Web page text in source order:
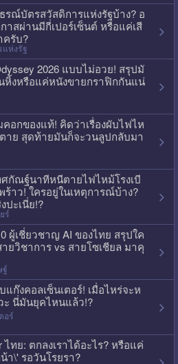
รณ์บัตรสวัสดิการแห่งรัฐบ้าง? อ
าสผ่านมีกี่เปอร์เซ็นต์ หรือแค่เสี
ครับ?
ห่งรัฐ
2026 แบบไม่อวย! สรุปมั
หิ้งหรือแค่หนังขายกราฟิกกันแน่
อกของแท้! คิดว่าเรื่องผับไฟไห
าย สุดท้ายมันก็จะวนลูปกลับมา
ศกัณฐ์นาทีหนีตายไฟไหม้โรงเบี
าว! ใครอยู่ในเหตุการณ์บ้าง?
ปะเนี่ย!?
ร์
ผู้เชี่ยวชาญ AI ของไทย สรุปใค
ายวิชาการ vs สายโซเชียล มาคุ
แก๊งคอลเซ็นเตอร์! เมื่อไหร่จะห
ะ นี่มันยุคไหนแล้ว!?
อร์
ไทย: ตกลงเราได้อะไร? หรือแค่
า\' รอวันโรยรา?